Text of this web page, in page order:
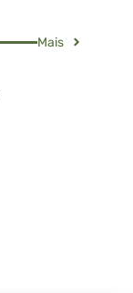
Mais